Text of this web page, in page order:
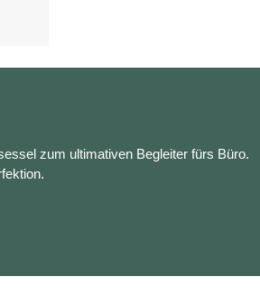
zum ultimativen Begleiter fürs Büro.